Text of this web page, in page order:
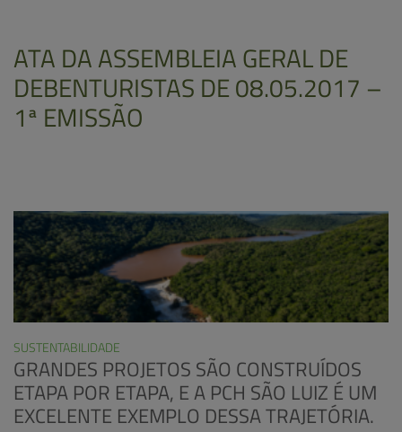
ATA DA ASSEMBLEIA GERAL DE
DEBENTURISTAS DE 08.05.2017 –
1ª EMISSÃO
SUSTENTABILIDADE
GRANDES PROJETOS SÃO CONSTRUÍDOS
ETAPA POR ETAPA, E A PCH SÃO LUIZ É UM
EXCELENTE EXEMPLO DESSA TRAJETÓRIA.